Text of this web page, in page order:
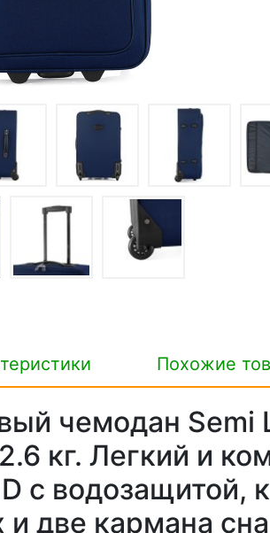
Похожие
чемодан Semi
кг. Легкий и
с водозащитой,
две кармана